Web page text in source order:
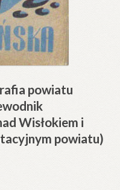
powiatu
Wisłokiem i
powiatu)